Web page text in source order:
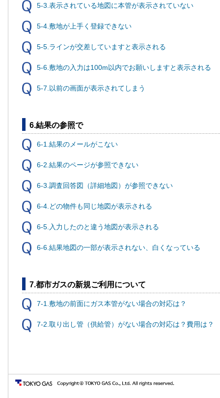
5-3.表示されている地図に本管が表示されていない
5-4.敷地が上手く登録できない
5-5.ラインが交差していますと表示される
5-6.敷地の入力は100m以内でお願いしますと表示される
5-7.以前の画面が表示されてしまう
6.結果の参照で
6-1.結果のメールがこない
6-2.結果のページが参照できない
6-3.調査回答図（詳細地図）が参照できない
6-4.どの物件も同じ地図が表示される
6-5.入力したのと違う地図が表示される
6-6.結果地図の一部が表示されない、白くなっている
7.都市ガスの新規ご利用について
7-1.敷地の前面にガス本管がない場合の対応は？
7-2.取り出し管（供給管）がない場合の対応は？費用は？